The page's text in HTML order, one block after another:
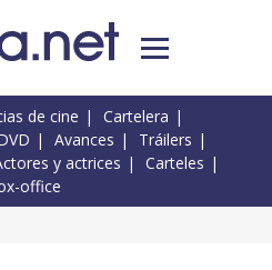
de cine
Cartelera
Avances
Tráilers
y actrices
Carteles
office